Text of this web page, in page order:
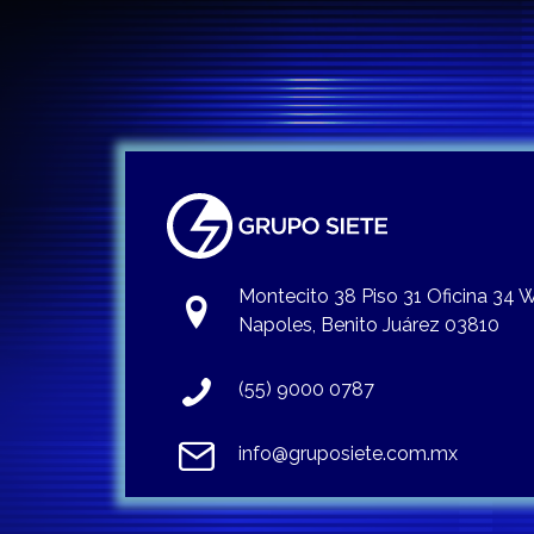
Montecito 38 Piso 31 Oficina 34
Napoles, Benito Juárez 03810
(55) 9000 0787
info@gruposiete.com.mx